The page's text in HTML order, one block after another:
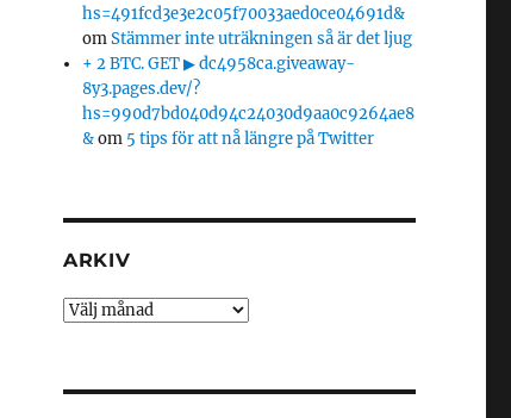
hs=491fcd3e3e2c05f70033aed0ce04691d&
omStämmer inte uträkningen så är det ljug
+ 2 BTC. GET ▶ dc4958ca.giveaway-
8y3.pages.dev/?
hs=990d7bd040d94c24030d9aa0c9264ae8
&om 5 tips för att nå längre på Twitter
ARKIV
Arkiv